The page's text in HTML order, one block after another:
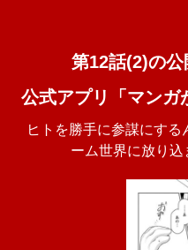
第12話(2)の
公式アプリ「マンガ
ヒトを勝手に参謀にす
ーム世界に放り込